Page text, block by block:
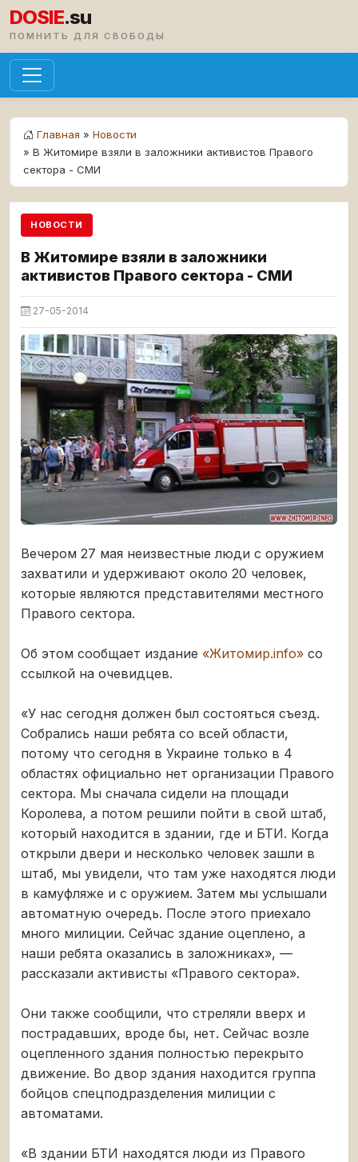
DOSIE.su
ПОМНИТЬ ДЛЯ СВОБОДЫ
Главная » Новости
» В Житомире взяли в заложники активистов Правого
сектора - СМИ
НОВОСТИ
В Житомире взяли в заложники
активистов Правого сектора - СМИ
27-05-2014
Вечером 27 мая неизвестные люди с оружием
захватили и удерживают около 20 человек,
которые являются представителями местного
Правого сектора.
Об этом сообщает издание «Житомир.info» со
ссылкой на очевидцев.
«У нас сегодня должен был состояться съезд.
Собрались наши ребята со всей области,
потому что сегодня в Украине только в 4
областях официально нет организации Правого
сектора. Мы сначала сидели на площади
Королева, а потом решили пойти в свой штаб,
который находится в здании, где и БТИ. Когда
открыли двери и несколько человек зашли в
штаб, мы увидели, что там уже находятся люди
в камуфляже и с оружием. Затем мы услышали
автоматную очередь. После этого приехало
много милиции. Сейчас здание оцеплено, а
наши ребята оказались в заложниках», —
рассказали активисты «Правого сектора».
Они также сообщили, что стреляли вверх и
пострадавших, вроде бы, нет. Сейчас возле
оцепленного здания полностью перекрыто
движение. Во двор здания находится группа
бойцов спецподразделения милиции с
автоматами.
«В здании БТИ находятся люди из Правого